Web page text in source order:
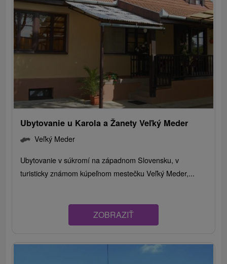
Ubytovanie u Karola a Žanety Veľký Meder
Veľký Meder
Ubytovanie v súkromí na západnom Slovensku, v
turisticky známom kúpeľnom mestečku Veľký Meder,...
ZOBRAZIŤ